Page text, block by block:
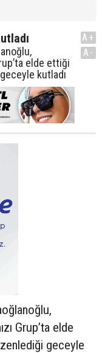
elde ettiği
kutladı
A+
A-
Grup’ta elde
geceyle